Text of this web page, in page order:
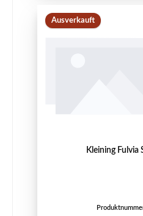
Ausverkauft
Kleining Fulvia